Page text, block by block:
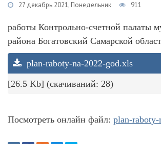
27 декабрь 2021, Понедельник 911
работы Контрольно-счетной палаты
района Богатовский Самарской
plan-raboty-na-2022-god.xls
[26.5 Kb] (cкачиваний: 28)
Посмотреть онлайн файл: plan-